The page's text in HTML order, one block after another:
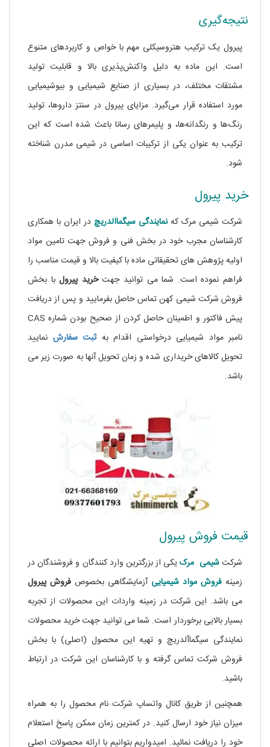
نتیجه‌گیری
پیرول یک ترکیب هتروسیکلی مهم با خواص و کاربردهای متنوع
است. این ماده به دلیل واکنش‌پذیری بالا و قابلیت تولید
مشتقات مختلف، در بسیاری از صنایع شیمیایی و بیوشیمیایی
مورد استفاده قرار می‌گیرد. مزایای پیرول در سنتز داروها، تولید
رنگ‌ها و رنگدانه‌ها، و پلیمرهای رسانا باعث شده است که این
ترکیب به عنوان یکی از ترکیبات اساسی در شیمی مدرن شناخته
شود.
خرید پیرول
شرکت شیمی مرک کهنمایندگی سیگماآلدریچ در ایران با همکاری
کارشناسان مجرب خود در بخش فنی و فروش جهت تامین مواد
اولیه پژوهش های تحقیقاتی مادهبا کیفیت بالا و قیمت مناسب را
فراهم نموده است. شما می توانید جهتخرید پیرولبا بخش
فروش شرکت شیمی کهن تماس حاصل بفرمایید و پس از دریافت
پیش فاکتور و اطمینان حاصل کردن از صحیح بودن شماره CAS
نامبر مواد شیمیایی درخواستی اقدام بهثبت سفارش نمایید
تحویل کالاهای خریداری شده و زمان تحویل آنها به صورت زیر می
باشد.
قیمت فروش پیرول
شرکتشیمی مرکیکی از بزرگترین وارد کنندگان و فروشندگان در
زمینه فروش مواد شیمیایی آزمایشگاهی بخصوص فروش پیرول
می باشد. این شرکت در زمینه واردات این محصولات از تجربه
بسیار بالایی برخوردار است. شما می توانید جهت خرید محصولات
نمایندگی سیگماآلدریچ و تهیه این محصول (اصلی) با بخش
فروش شرکت تماس گرفته و با کارشناسان این شرکت در ارتباط
باشید.
همچنین از طریق کانال واتساپ شرکت نام محصول را به همراه
میزان نیاز خود ارسال کنید. در کمترین زمان ممکن پاسخ استعلام
خود را دریافت نمائید. امیدواریم بتوانیم با ارائه محصولات اصلی